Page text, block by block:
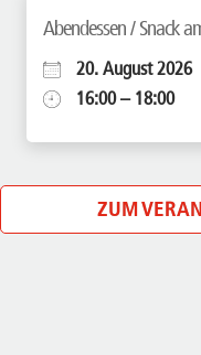
Abendessen / Snack
20. August 2026
16:00 – 18:00
ZUM